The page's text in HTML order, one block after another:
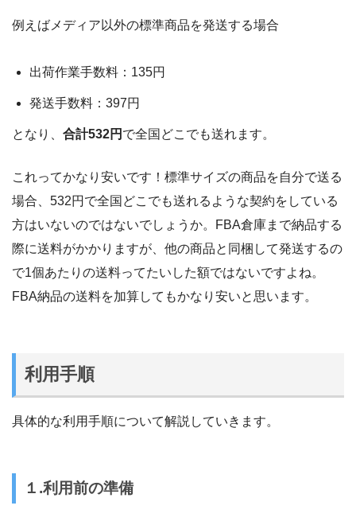
例えばメディア以外の標準商品を発送する場合
出荷作業手数料：135円
発送手数料：397円
となり、 合計532円 で全国どこでも送れます。
これってかなり安いです！標準サイズの商品を自分で送る
場合、532円で全国どこでも送れるような契約をしている
方はいないのではないでしょうか。FBA倉庫まで納品する
際に送料がかかりますが、他の商品と同梱して発送するの
で1個あたりの送料ってたいした額ではないですよね。
FBA納品の送料を加算してもかなり安いと思います。
利用手順
具体的な利用手順について解説していきます。
１.利用前の準備